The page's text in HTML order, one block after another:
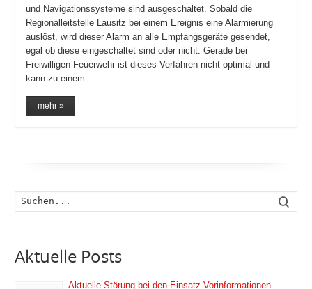
und Navigationssysteme sind ausgeschaltet. Sobald die
Regionalleitstelle Lausitz bei einem Ereignis eine Alarmierung
auslöst, wird dieser Alarm an alle Empfangsgeräte gesendet,
egal ob diese eingeschaltet sind oder nicht. Gerade bei
Freiwilligen Feuerwehr ist dieses Verfahren nicht optimal und
kann zu einem …
mehr »
Aktuelle Posts
Aktuelle Störung bei den Einsatz-Vorinformationen